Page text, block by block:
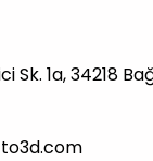
Sk. 1a, 34218